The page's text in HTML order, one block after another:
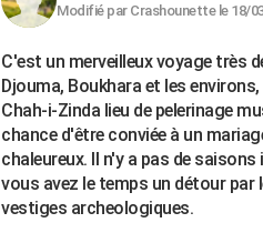
Modifié par Crashounette le 18/
C'est un merveilleux voyage très
Djouma, Boukhara et les
Chah-i-Zinda lieu de pelerinage
chance d'être conviée à un
chaleureux. Il n'y a pas de
vous avez le temps un détour par
vestiges archeologiques.